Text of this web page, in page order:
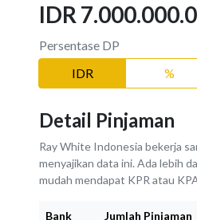
IDR
Persentase DP
IDR
%
Detail Pinjaman
Ray White Indonesia bekerja
menyajikan data ini. Ada lebih
mudah mendapat KPR atau
Bank Jumlah Pinjaman